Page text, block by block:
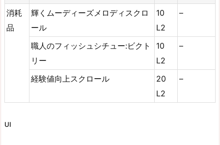
消耗
品
輝くムーディーズメロディスクロ
ール
10
L2
–
職人のフィッシュシチュー:ビクト
リー
10
L2
–
経験値向上スクロール
20
L2
–
UI